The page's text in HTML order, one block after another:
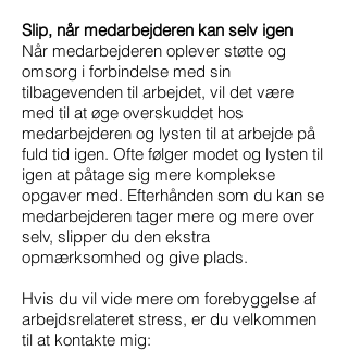
Slip, når medarbejderen kan selv igen
Når medarbejderen oplever støtte og
omsorg i forbindelse med sin
tilbagevenden til arbejdet, vil det være
med til at øge overskuddet hos
medarbejderen og lysten til at arbejde på
fuld tid igen. Ofte følger modet og lysten til
igen at påtage sig mere komplekse
opgaver med. Efterhånden som du kan se
medarbejderen tager mere og mere over
selv, slipper du den ekstra
opmærksomhed og give plads.
Hvis du vil vide mere om forebyggelse af
arbejdsrelateret stress, er du velkommen
til at kontakte mig: